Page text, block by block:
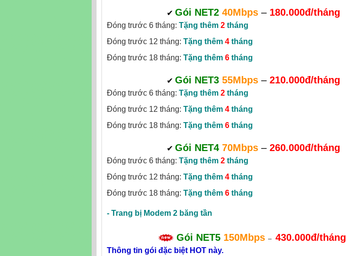
✔ Gói NET2 40Mbps – 180.000đ/tháng
Đóng trước 6 tháng: Tặng thêm 2 tháng
Đóng trước 12 tháng: Tặng thêm 4 tháng
Đóng trước 18 tháng: Tặng thêm 6 tháng
✔ Gói NET3 55Mbps – 210.000đ/tháng
Đóng trước 6 tháng: Tặng thêm 2 tháng
Đóng trước 12 tháng: Tặng thêm 4 tháng
Đóng trước 18 tháng: Tặng thêm 6 tháng
✔ Gói NET4 70Mbps – 260.000đ/tháng
Đóng trước 6 tháng: Tặng thêm 2 tháng
Đóng trước 12 tháng: Tặng thêm 4 tháng
Đóng trước 18 tháng: Tặng thêm 6 tháng
- Trang bị Modem 2 băng tần
Gói NET5 150Mbps – 430.000đ/tháng
Thông tin gói đặc biệt HOT này.